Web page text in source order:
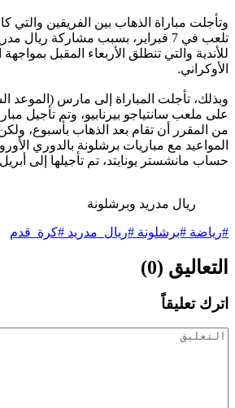
وتأجلت مباراة الذهاب بين الفريقين والتي
تلعب في 7 فبراير، بسبب مشاركة ريال
للأندية والتي تنطلق الأربعاء المقبل بمواجهة
الأوكراني.
وبذلك، تأجلت المباراة إلى مارس (الموعد
على ملعب سانتياجو بيرنابيو، وتم تأجيل
من المقرر أن تقام بعد الذهاب بأسبوع،
المواعيد مع مباريات برشلونة بالدوري
حساب مانشستر يونايتد، تم تأجيلها إلى
ريال مدريد وبرشلونة
#رياضة #برشلونة #ريال_مدريد #كرة_قدم
التعاليق (0)
اترك تعليقاً